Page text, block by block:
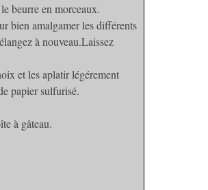
beurre en morceaux.
bien amalgamer les différents
à nouveau.Laissez
et les aplatir légérement
papier sulfurisé.
à gâteau.